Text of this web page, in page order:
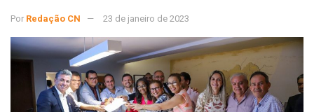
Por Redação CN 23 de janeiro de 2023